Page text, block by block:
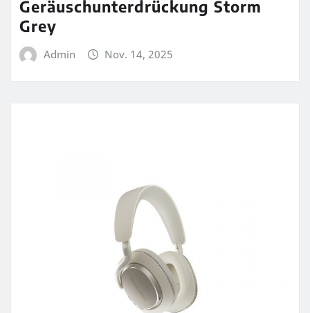
Geräuschunterdrückung Storm
Grey
Admin Nov. 14, 2025